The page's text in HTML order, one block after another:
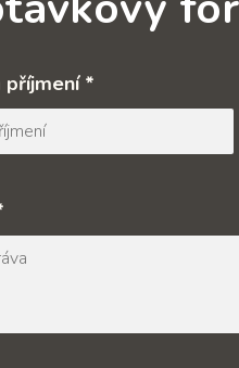
příjmení *